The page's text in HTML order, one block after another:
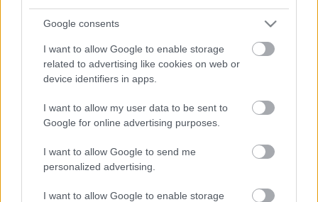
Google consents
I want to allow Google to enable storage
related to advertising like cookies on web or
device identifiers in apps.
I want to allow my user data to be sent to
Google for online advertising purposes.
I want to allow Google to send me
personalized advertising.
I want to allow Google to enable storage
Ajánlott bejegyzések:
Online adventi naptár 24. nap -
Kézügyeskedj velünk decemberben is!